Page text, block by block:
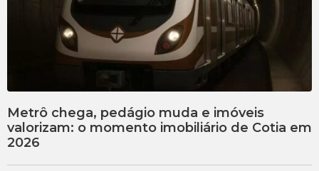
Metrô chega, pedágio muda e imóveis
valorizam: o momento imobiliário de Cotia em
2026